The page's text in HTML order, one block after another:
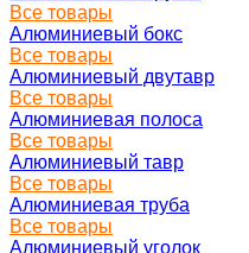
Все товары
Алюминиевый бокс
Все товары
Алюминиевый двутавр
Все товары
Алюминиевая полоса
Все товары
Алюминиевый тавр
Все товары
Алюминиевая труба
Все товары
Алюминиевый уголок